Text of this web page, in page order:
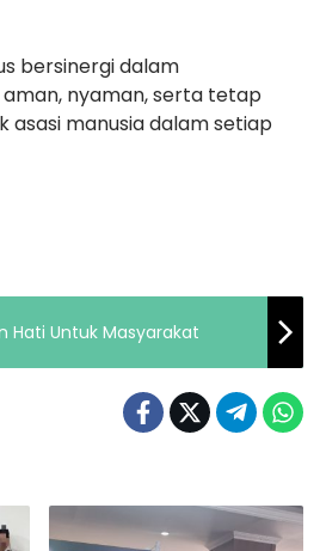
bersinergi dalam
nyaman, serta tetap
manusia dalam setiap
Hati Untuk Masyarakat